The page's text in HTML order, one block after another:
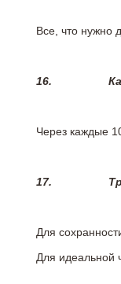
Все, что нужно
16.
Через каждые
17.
Для
Для идеальной